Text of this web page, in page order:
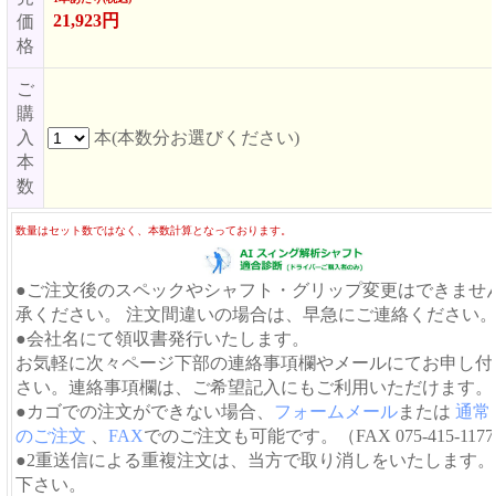
価
格
21,923円
ご
購
入
本
数
本(本数分お選びください)
数量はセット数ではなく、本数計算となっております。
●ご注文後のスペックやシャフト・グリップ変更はできませ
承ください。 注文間違いの場合は、早急にご連絡ください
●会社名にて領収書発行いたします。
お気軽に次々ページ下部の連絡事項欄やメールにてお申し
さい。連絡事項欄は、ご希望記入にもご利用いただけます。
●カゴでの注文ができない場合、 フォームメールまたは 通常
のご注文
FAXでのご注文も可能です。（FAX 075-415-
●2重送信による重複注文は、当方で取り消しをいたします
下さい。